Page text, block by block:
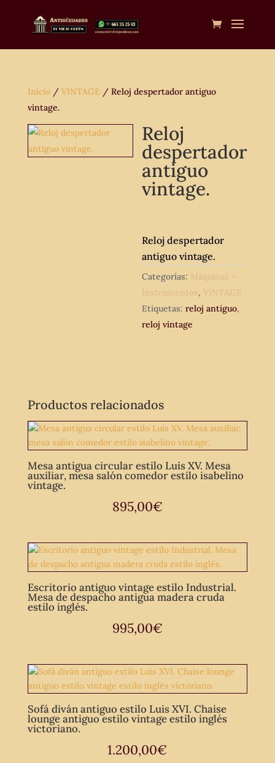
Inicio/ VINTAGE / Reloj despertador antiguo
vintage.
Reloj
despertador
antiguo
vintage.
Reloj despertador
antiguo vintage.
Categorías: Máquinas -
Instrumentos, VINTAGE
Etiquetas:reloj antiguo,
reloj vintage
Productos relacionados
Mesa antigua circular estilo Luis XV. Mesa
auxiliar, mesa salón comedor estilo isabelino
vintage.
895,00€
Escritorio antiguo vintage estilo Industrial.
Mesa de despacho antigua madera cruda
estilo inglés.
995,00€
Sofá diván antiguo estilo Luis XVI. Chaise
lounge antiguo estilo vintage estilo inglés
victoriano.
1.200,00€